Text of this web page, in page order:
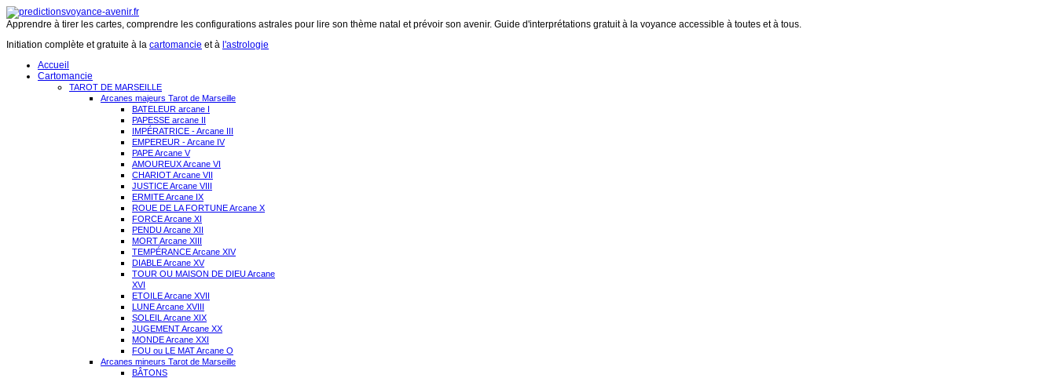
Apprendre à tirer les cartes, comprendre les configurations astrales pour lire son thème natal et prévoir son avenir. Guide d'interprétations gratuit à la voyance accessible à toutes et à tous.
Initiation complète et gratuite à la cartomancie et à l'astrologie
Accueil
Cartomancie
TAROT DE MARSEILLE
Arcanes majeurs Tarot de Marseille
BATELEUR arcane I
PAPESSE arcane II
IMPÉRATRICE - Arcane III
EMPEREUR - Arcane IV
PAPE Arcane V
AMOUREUX Arcane VI
CHARIOT Arcane VII
JUSTICE Arcane VIII
ERMITE Arcane IX
ROUE DE LA FORTUNE Arcane X
FORCE Arcane XI
PENDU Arcane XII
MORT Arcane XIII
TEMPÉRANCE Arcane XIV
DIABLE Arcane XV
TOUR OU MAISON DE DIEU Arcane
XVI
ETOILE Arcane XVII
LUNE Arcane XVIII
SOLEIL Arcane XIX
JUGEMENT Arcane XX
MONDE Arcane XXI
FOU ou LE MAT Arcane O
Arcanes mineurs Tarot de Marseille
BÂTONS